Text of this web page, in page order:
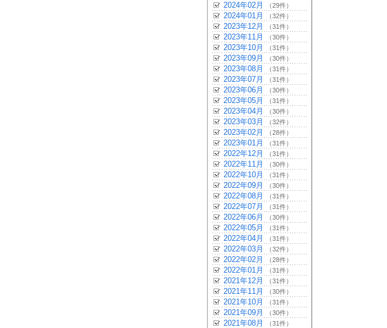
2024年02月 （29件）
2024年01月 （32件）
2023年12月 （31件）
2023年11月 （30件）
2023年10月 （31件）
2023年09月 （30件）
2023年08月 （31件）
2023年07月 （31件）
2023年06月 （30件）
2023年05月 （31件）
2023年04月 （30件）
2023年03月 （32件）
2023年02月 （28件）
2023年01月 （31件）
2022年12月 （31件）
2022年11月 （30件）
2022年10月 （31件）
2022年09月 （30件）
2022年08月 （31件）
2022年07月 （31件）
2022年06月 （30件）
2022年05月 （31件）
2022年04月 （31件）
2022年03月 （32件）
2022年02月 （28件）
2022年01月 （31件）
2021年12月 （31件）
2021年11月 （30件）
2021年10月 （31件）
2021年09月 （30件）
2021年08月 （31件）